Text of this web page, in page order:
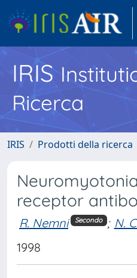
IRIS
Ricerca
IRIS Prodotti della ricerca
receptor
R. Nemni Secondo ; N.
1998